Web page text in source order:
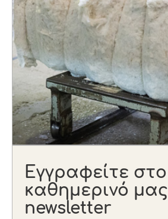
Εγγραφείτε στο
καθημερινό μας
newsletter